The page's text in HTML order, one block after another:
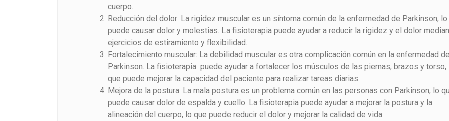
cuerpo.
Reducción del dolor: La rigidez muscular es un síntoma común de la enfermedad de Parkinson,
puede causar dolor y molestias. La fisioterapia puede ayudar a reducir la rigidez y el dolor
ejercicios de estiramiento y flexibilidad.
Fortalecimiento muscular: La debilidad muscular es otra complicación común en la enfermedad
Parkinson. La fisioterapia puede ayudar a fortalecer los músculos de las piernas, brazos y torso,
que puede mejorar la capacidad del paciente para realizar tareas diarias.
Mejora de la postura: La mala postura es un problema común en las personas con Parkinson, lo
puede causar dolor de espalda y cuello. La fisioterapia puede ayudar a mejorar la postura y la
alineación del cuerpo, lo que puede reducir el dolor y mejorar la calidad de vida.